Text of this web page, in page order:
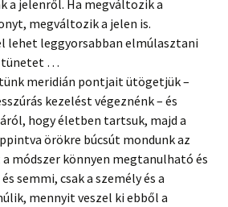
a jelenről. Ha megváltozik a
megváltozik a jelen is.
lehet leggyorsabban elmúlasztani
tünetet …
meridián pontjait ütögetjük –
kezelést végeznénk – és
hogy életben tartsuk, majd a
örökre búcsút mondunk az
módszer könnyen megtanulható és
semmi, csak a személy és a
mennyit veszel ki ebből a